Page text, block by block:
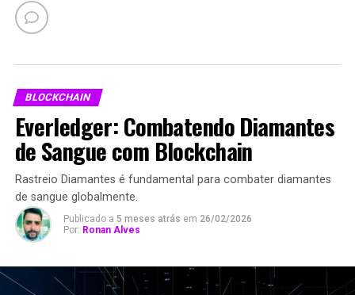
BLOCKCHAIN
Everledger: Combatendo Diamantes
de Sangue com Blockchain
Rastreio Diamantes é fundamental para combater diamantes
de sangue globalmente.
Publicado a 5 meses atrás em 26/02/2026
Por: Ronan Alves